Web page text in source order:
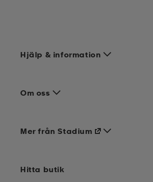
Hjälp & information
Om oss
Mer från Stadium
Hitta butik